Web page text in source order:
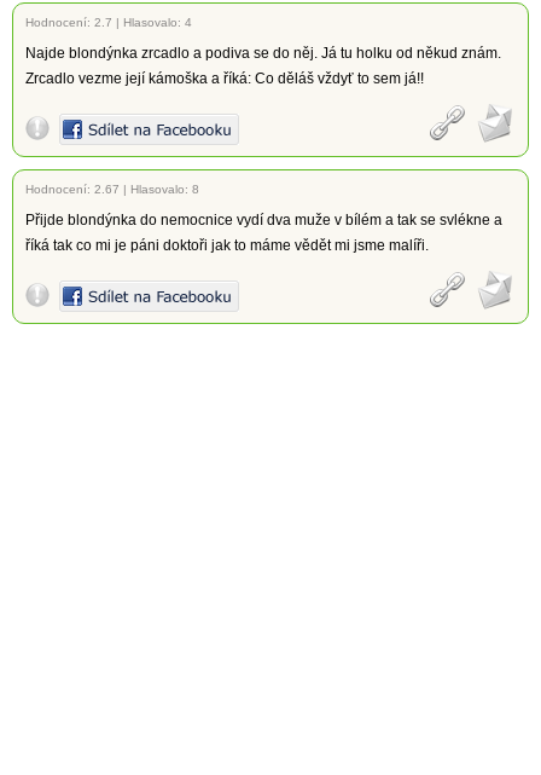
Hodnocení: 2.7 | Hlasovalo: 4
Najde blondýnka zrcadlo a podiva se do něj. Já tu holku od někud znám.
Zrcadlo vezme její kámoška a říká: Co děláš vždyť to sem já!!
Hodnocení: 2.67 | Hlasovalo: 8
Přijde blondýnka do nemocnice vydí dva muže v bílém a tak se svlékne a
říká tak co mi je páni doktoři jak to máme vědět mi jsme malíři.